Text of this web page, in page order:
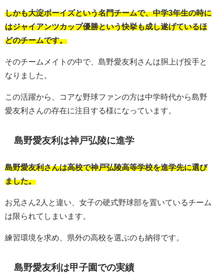
しかも大淀ボーイズという名門チームで、中学3年生の時に
はジャイアンツカップ優勝という快挙も成し遂げているほ
どのチームです。
そのチームメイトの中で、島野愛友利さんは胴上げ投手と
なりました。
この活躍から、コアな野球ファンの方は中学時代から島野
愛友利さんの存在に注目する様になっています。
島野愛友利は神戸弘陵に進学
島野愛友利さんは高校で神戸弘陵高等学校を進学先に選び
ました。
お兄さん2人と違い、女子の硬式野球部を置いているチーム
は限られてしまいます。
練習環境を求め、県外の高校を選ぶのも納得です。
島野愛友利は甲子園での実績